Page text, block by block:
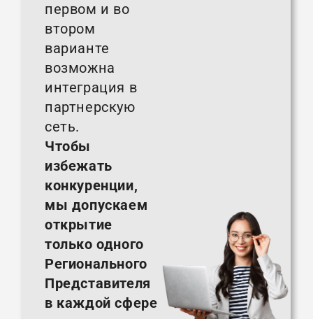
первом и во
втором
варианте
возможна
интеграция в
партнерскую
сеть.
Чтобы
избежать
конкуренции,
мы допускаем
открытие
только одного
Регионального
Представителя
в каждой сфере